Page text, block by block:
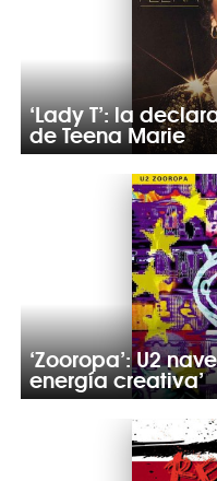
‘Lady T’: la
de Teena Marie
‘Zooropa’: U2
energía creativa’